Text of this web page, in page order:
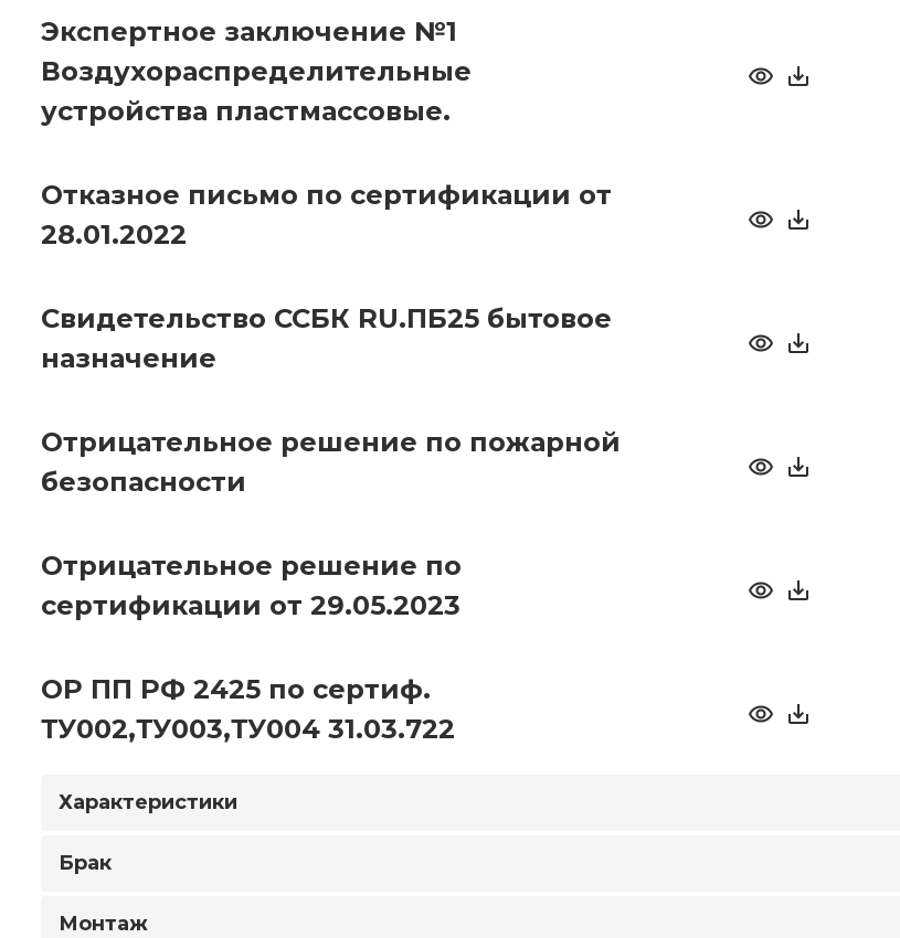
Экспертное заключение №1
Воздухораспределительные
устройства пластмассовые.
Отказное письмо по сертификации от
28.01.2022
Свидетельство ССБК RU.ПБ25 бытовое
назначение
Отрицательное решение по пожарной
безопасности
Отрицательное решение по
сертификации от 29.05.2023
ОР ПП РФ 2425 по сертиф.
ТУ002,ТУ003,ТУ004 31.03.722
Характеристики
Брак
Монтаж